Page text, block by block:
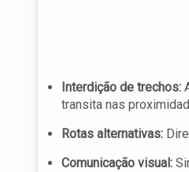
Interdição de trechos:
transita nas
Rotas alternativas:
Comunicação visual: